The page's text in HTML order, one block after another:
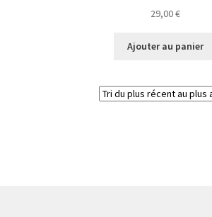
29,00€
Ajouter au panier